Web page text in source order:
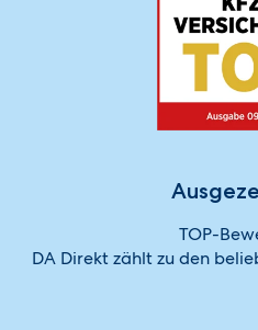
TOP-
DA Direkt zählt zu den